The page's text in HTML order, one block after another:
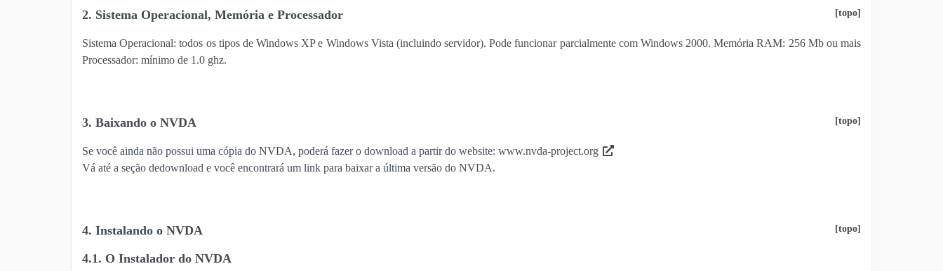
2. Sistema Operacional, Memória e Processador [topo]
Sistema Operacional: todos os tipos de Windows XP e Windows Vista (incluindo servidor). Pode funcionar parcialmente com Windows 2000. Memória RAM: 256 Mb ou mais
Processador: mínimo de 1.0 ghz.
3. Baixando o NVDA [topo]
Se você ainda não possui uma cópia do NVDA, poderá fazer o download a partir do website: www.nvda-project.org
Vá até a seção dedownload e você encontrará um link para baixar a última versão do NVDA.
4. Instalando o NVDA [topo]
4.1. O Instalador do NVDA